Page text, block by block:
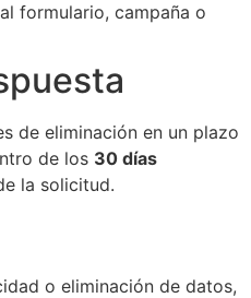
formulario, campaña o
de eliminación en un plazo
de los 30 días
la solicitud.
o eliminación de datos,